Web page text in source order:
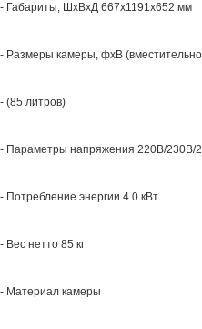
- Габариты, ШхВхД 667х1191х652 мм
- Размеры камеры, фхВ
- (85 литров)
- Параметры напряжения 220В/230В/
- Потребление энергии 4.0 кВт
- Вес нетто 85 кг
- Материал камеры